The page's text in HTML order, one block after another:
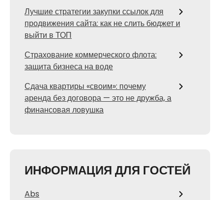
Лучшие стратегии закупки ссылок для
продвижения сайта: как не слить бюджет и
выйти в ТОП
Страхование коммерческого флота:
защита бизнеса на воде
Сдача квартиры «своим»: почему
аренда без договора — это не дружба, а
финансовая ловушка
ИНФОРМАЦИЯ ДЛЯ ГОСТЕЙ
Abs